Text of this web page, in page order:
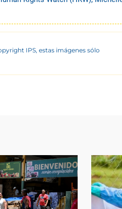
IPS, estas imágenes sólo